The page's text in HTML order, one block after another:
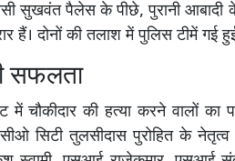
सुखवंत पैलेस के पीछे, पुरानी
हैं। दोनों की तलाश में पुलिस टीमें गई
सफलता
में चौकीदार की हत्या करने वालों
सिटी तुलसीदास पुरोहित के